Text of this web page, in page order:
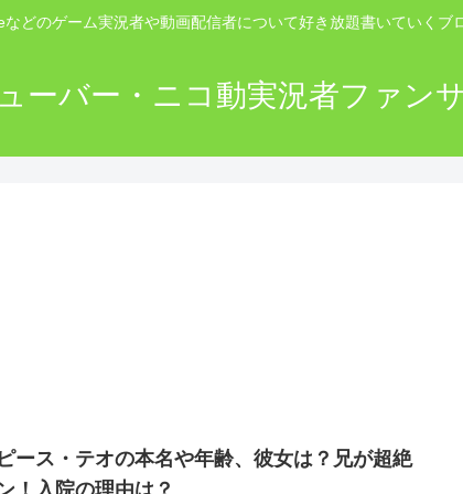
などのゲーム実況者や動画配信者について好き放題書いていくブ
ーバー・ニコ動実況者ファン
ース・テオの本名や年齢、彼女は？兄が超絶